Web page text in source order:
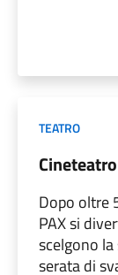
TEATRO
Dopo oltre
PAX si
scelgono
serata di